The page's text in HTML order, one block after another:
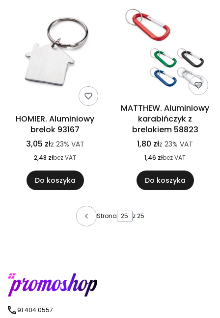
HOMIER. Aluminiowy
brelok 93167
3,05 złz 23% VAT
2,48 złbez VAT
Do koszyka
MATTHEW. Aluminiowy
karabińczyk z
brelokiem 58823
1,80 złz 23% VAT
1,46 złbez VAT
Do koszyka
Strona z 25
91 404 0557